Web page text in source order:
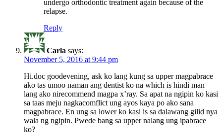
undergo orthodontic treatment again because of the
relapse.
Reply
Carla says:
November 5, 2016 at 9:44 pm
Hi.doc goodevening, ask ko lang kung sa upper magpabrace
ako tas umoo naman ang dentist ko na which is hindi man
lang ako nirecommend magpa x’ray. Sa apat na ngipin ko kasi
sa taas meju nagkacomflict ung ayos kaya po ako sana
magpabrace. En ung sa lower ko kasi is sa dalawang gilid nya
wala ng ngipin. Pwede bang sa upper nalang ung ipabrace
ko?